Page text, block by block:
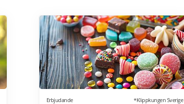
Erbjudande *Klippkungen Sverige